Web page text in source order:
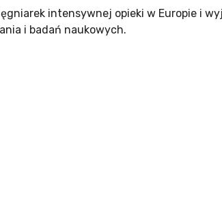
intensywnej opieki w Europie i
i badań naukowych.